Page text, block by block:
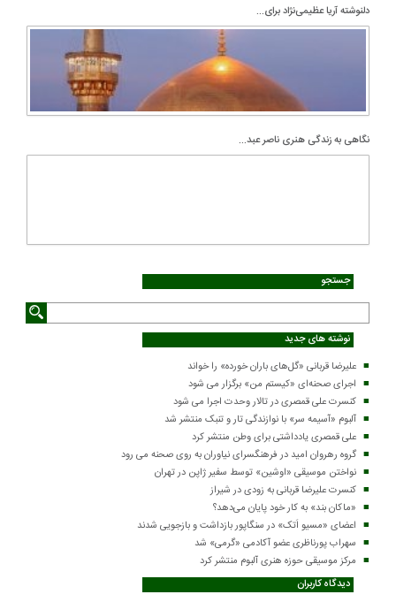
دلنوشته آریا عظیمی‌نژاد برای...
نگاهی به زندگی هنری ناصر عبد...
جستجو
نوشته های جدید
علیرضا قربانی «گل‌های باران خورده» را خواند
اجرای صحنه‌ای «کیستم من» برگزار می شود
کنسرت علی قمصری در تالار وحدت اجرا می شود
آلبوم «آسیمه سر» با نوازندگی تار و تنبک منتشر شد
علی قمصری یادداشتی برای وطن منتشر کرد
گروه رهروان امید در فرهنگسرای نیاوران به روی صحنه می رود
نواختن موسیقی «اوشین» توسط سفیر ژاپن در تهران
کنسرت علیرضا قربانی به زودی در شیراز
«ماکان بند» به کار خود پایان می‌دهد؟
اعضای «مسیو اَتک» در سنگاپور بازداشت و بازجویی شدند
سهراب پورناظری عضو آکادمی «گرمی» شد
مرکز موسیقی حوزه هنری آلبوم منتشر کرد
دیدگاه کاربران